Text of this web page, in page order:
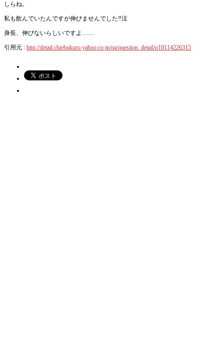
しらね。
私も飲んでいたんですが伸びませんでした‼︎泣
身長、伸びないらしいですよ……
引用元 : http://detail.chiebukuro.yahoo.co.jp/qa/question_detail/q10114226315